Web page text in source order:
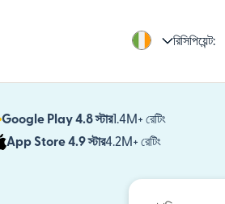
রিসিপিয়েন্ট:
Google Play 4.8 স্টার1.4M+ রেটিং
App Store 4.9 স্টার4.2M+ রেটিং